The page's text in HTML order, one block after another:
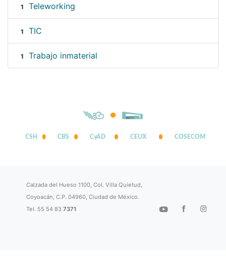
1 Teleworking
1 TIC
1 Trabajo inmaterial
CSH CBS CyAD CEUX COSECOM
Calzada del Hueso 1100, Col. Villa Quietud,
Coyoacán, C.P. 04960, Ciudad de México.
Tel. 55 54 837371